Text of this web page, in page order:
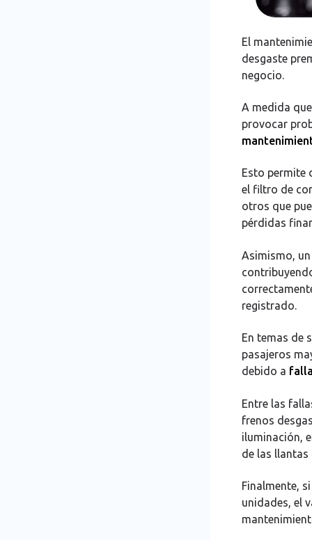
El
desgaste
negocio.
A medida
provocar
Esto permite
el filtro de
otros que
pérdidas
Asimismo,
registrado.
En temas de
pasajeros
debido a
Entre las
frenos
iluminación,
de las llantas
Finalmente,
unidades, el